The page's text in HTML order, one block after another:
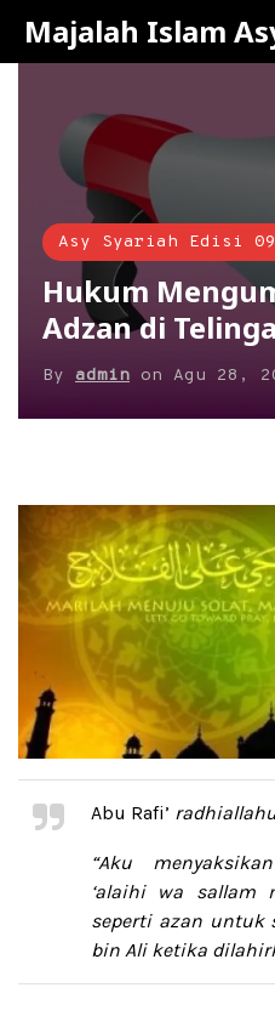
Majalah Islam
Asy Syariah Edisi
Hukum
Adzan di
By admin on Agu 28,
Abu Rafi’
“Aku
‘alaihi wa sallam
seperti azan untuk
bin Ali ketika